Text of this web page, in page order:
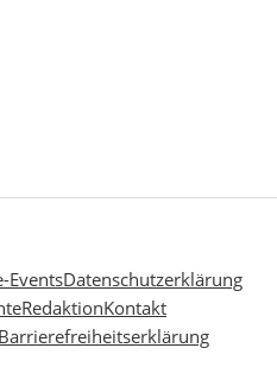
EventsDatenschutzerklärung
RedaktionKontakt
Barrierefreiheitserklärung